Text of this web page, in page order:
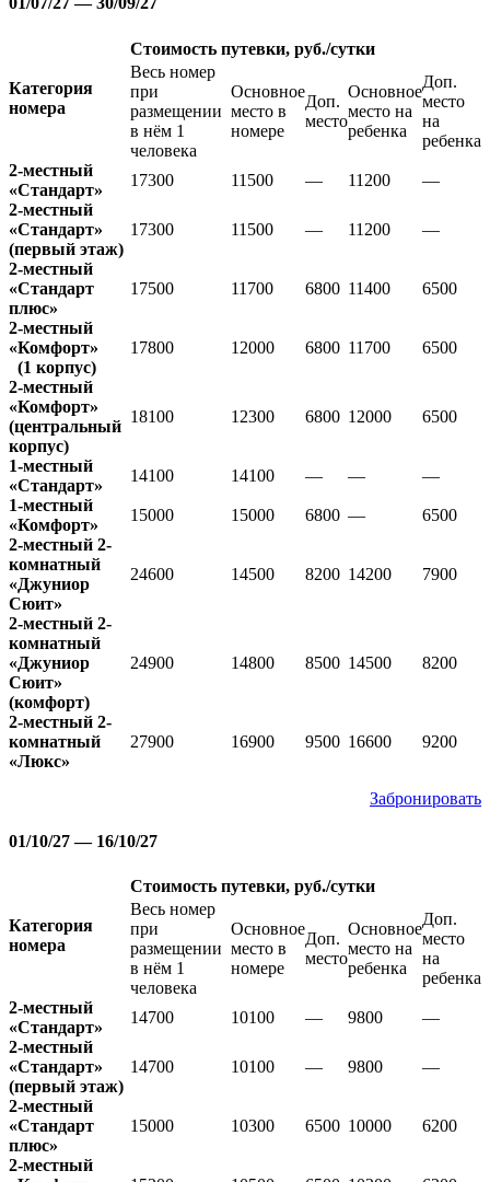
Категория
номера
Стоимость путевки, руб./сутки
Весь номер
при
размещении
в нём 1
человека
Основное
место в
номере
Доп.
место
Основное
место на
ребенка
Доп.
место
на
ребенка
2-местный
«Стандарт»
17300 11500 — 11200
—
2-местный
«Стандарт»
(первый этаж)
17300 11500 — 11200 —
2-местный
«Стандарт
плюс»
17500 11700 6800 11400 6500
2-местный
«Комфорт»
(1 корпус)
17800 12000 6800 11700 6500
2-местный
«Комфорт»
(центральный
корпус)
18100 12300 6800 12000 6500
1-местный
«Стандарт»
14100 14100 — —
—
1-местный
«Комфорт»
15000 15000 6800 —
6500
2-местный 2-
комнатный
«Джуниор
Сюит»
24600 14500 8200 14200 7900
2-местный 2-
комнатный
«Джуниор
Сюит»
(комфорт)
24900 14800 8500 14500 8200
2-местный 2-
комнатный
«Люкс»
27900 16900 9500 16600 9200
Забронировать
01/10/27 — 16/10/27
Категория
номера
Стоимость путевки, руб./сутки
Весь номер
при
размещении
в нём 1
человека
Основное
место в
номере
Доп.
место
Основное
место на
ребенка
Доп.
место
на
ребенка
2-местный
«Стандарт»
14700 10100 — 9800
—
2-местный
«Стандарт»
(первый этаж)
14700 10100 — 9800 —
2-местный
«Стандарт
плюс»
15000 10300 6500 10000 6200
2-местный